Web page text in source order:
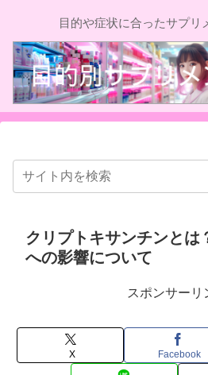
目的や症状に合ったサプリ
クリプトキサンチンとは
への影響について
スポンサーリ
X Facebook